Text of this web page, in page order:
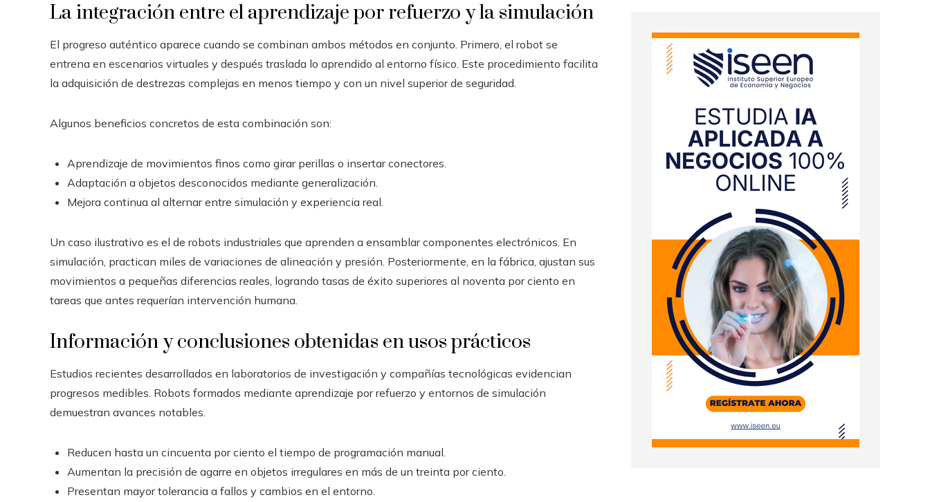
La integración entre el aprendizaje por refuerzo y la simulación
El progreso auténtico aparece cuando se combinan ambos métodos en conjunto. Primero, el robot se
entrena en escenarios virtuales y después traslada lo aprendido al entorno físico. Este procedimiento facilita
la adquisición de destrezas complejas en menos tiempo y con un nivel superior de seguridad.
Algunos beneficios concretos de esta combinación son:
Aprendizaje de movimientos finos como girar perillas o insertar conectores.
Adaptación a objetos desconocidos mediante generalización.
Mejora continua al alternar entre simulación y experiencia real.
Un caso ilustrativo es el de robots industriales que aprenden a ensamblar componentes electrónicos. En
simulación, practican miles de variaciones de alineación y presión. Posteriormente, en la fábrica, ajustan sus
movimientos a pequeñas diferencias reales, logrando tasas de éxito superiores al noventa por ciento en
tareas que antes requerían intervención humana.
Información y conclusiones obtenidas en usos prácticos
Estudios recientes desarrollados en laboratorios de investigación y compañías tecnológicas evidencian
progresos medibles. Robots formados mediante aprendizaje por refuerzo y entornos de simulación
demuestran avances notables.
Reducen hasta un cincuenta por ciento el tiempo de programación manual.
Aumentan la precisión de agarre en objetos irregulares en más de un treinta por ciento.
Presentan mayor tolerancia a fallos y cambios en el entorno.